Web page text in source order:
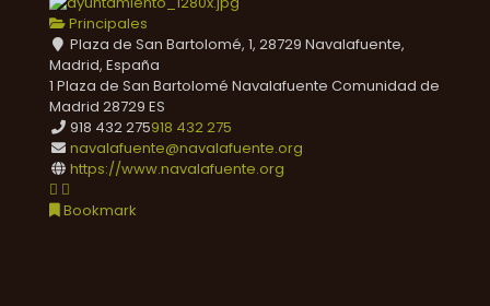
Principales
Plaza de San Bartolomé, 1, 28729 Navalafuente,
Madrid, España
1 Plaza de San Bartolomé Navalafuente Comunidad de
Madrid 28729 ES
918 432 275918 432 275
navalafuente@navalafuente.org
https://www.navalafuente.org
Bookmark